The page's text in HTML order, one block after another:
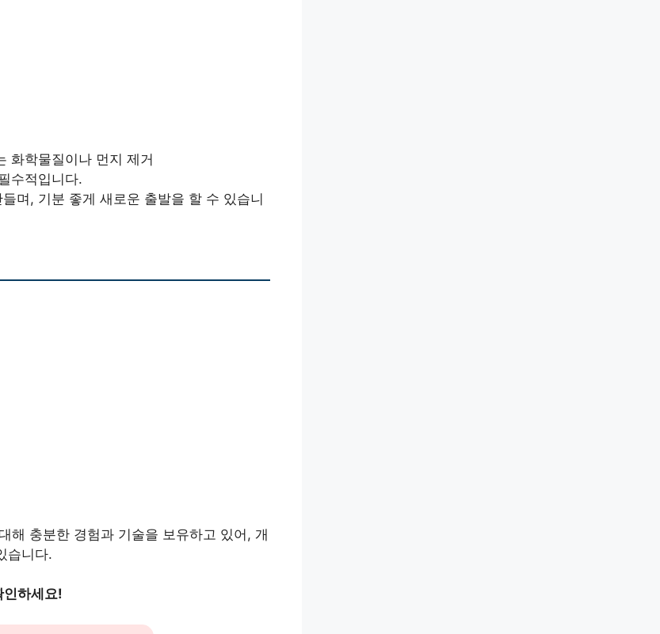
화학물질이나 먼지 제거
수적입니다.
며, 기분 좋게 새로운 출발을 할 수 있습니
해 충분한 경험과 기술을 보유하고 있어, 개
습니다.
인하세요!